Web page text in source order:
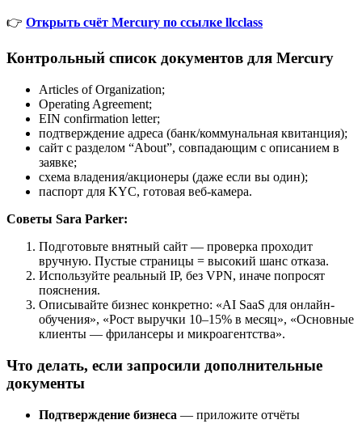
👉 Открыть счёт Mercury по ссылке llcclass
Контрольный список документов для Mercury
Articles of Organization;
Operating Agreement;
EIN confirmation letter;
подтверждение адреса (банк/коммунальная квитанция);
сайт с разделом “About”, совпадающим с описанием в
заявке;
схема владения/акционеры (даже если вы один);
паспорт для KYC, готовая веб-камера.
Советы Sara Parker:
Подготовьте внятный сайт — проверка проходит
вручную. Пустые страницы = высокий шанс отказа.
Используйте реальный IP, без VPN, иначе попросят
пояснения.
Описывайте бизнес конкретно: «AI SaaS для онлайн-
обучения», «Рост выручки 10–15% в месяц», «Основные
клиенты — фрилансеры и микроагентства».
Что делать, если запросили дополнительные
документы
Подтверждение бизнеса — приложите отчёты